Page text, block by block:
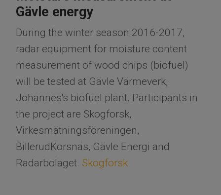
Gävle energy
During the winter season 2016-2017,
radar equipment for moisture content
measurement of wood chips (biofuel)
will be tested at Gävle Värmeverk,
Johannes's biofuel plant. Participants in
the project are Skogforsk,
Virkesmätningsföreningen,
BillerudKorsnäs, Gävle Energi and
Radarbolaget. Skogforsk